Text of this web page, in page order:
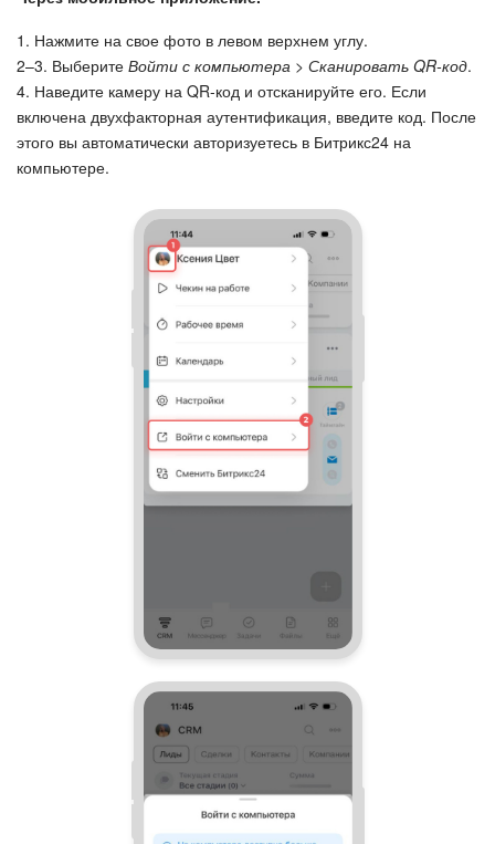
1. Нажмите на свое фото в левом верхнем углу.
2–3. Выберите Войти с компьютера > Сканировать QR-код.
4. Наведите камеру на QR-код и отсканируйте его. Если
включена двухфакторная аутентификация, введите код. После
этого вы автоматически авторизуетесь в Битрикс24 на
компьютере.